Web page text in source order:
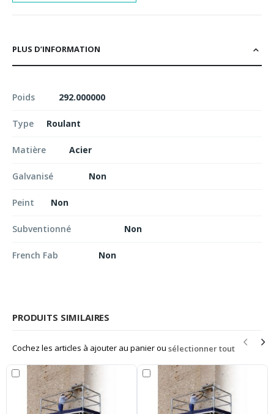
PLUS D’INFORMATION
Poids 292.000000
Type Roulant
Matière Acier
Galvanisé Non
Peint Non
Subventionné Non
French Fab Non
PRODUITS SIMILAIRES
Cochez les articles à ajouter au panier ou sélectionner tout